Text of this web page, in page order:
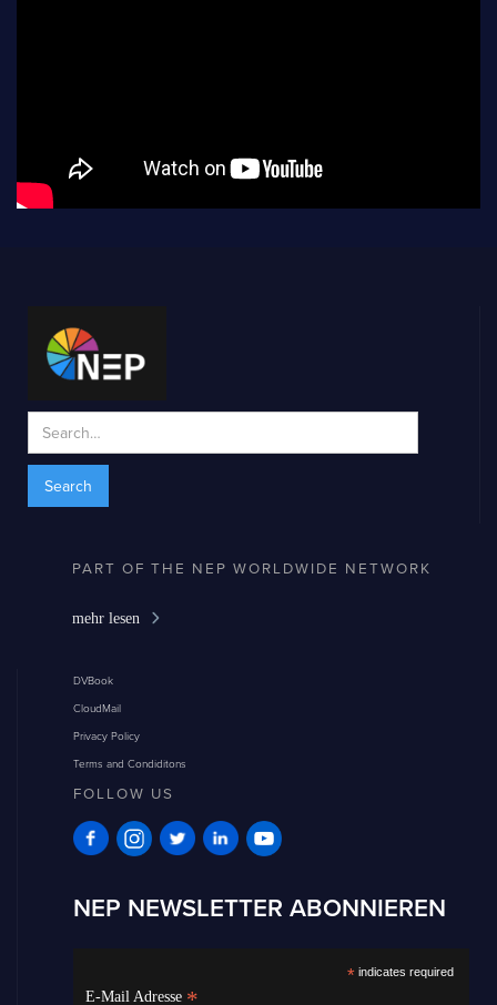
PART OF THE NEP WORLDWIDE NETWORK
mehr lesen
DVBook
CloudMail
Privacy Policy
Terms and Condiditons
FOLLOW US
NEP NEWSLETTER ABONNIEREN
* indicates required
E-Mail Adresse